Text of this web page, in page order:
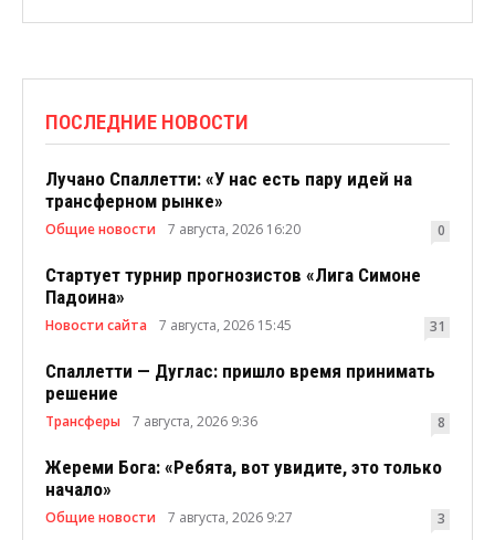
ПОСЛЕДНИЕ НОВОСТИ
Лучано Спаллетти: «У нас есть пару идей на
трансферном рынке»
Общие новости 7 августа, 2026 16:20 0
Стартует турнир прогнозистов «Лига Симоне
Падоина»
Новости сайта 7 августа, 2026 15:45 31
Спаллетти — Дуглас: пришло время принимать
решение
Трансферы 7 августа, 2026 9:36 8
Жереми Бога: «Ребята, вот увидите, это только
начало»
Общие новости 7 августа, 2026 9:27 3